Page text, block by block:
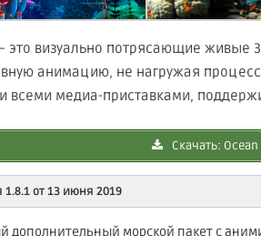
это визуально потрясающие живые
анимацию, не нагружая
и всеми медиа-приставками,
Скачать: Ocean
1.8.1 от 13 июня 2019
дополнительный морской пакет с